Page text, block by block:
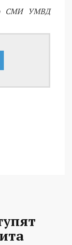
СМИ УМВД